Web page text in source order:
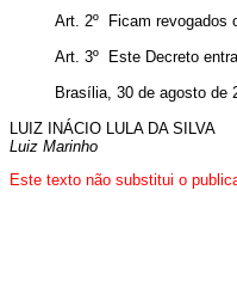
Art. 2º Ficam revogados
Art. 3º Este Decreto
Brasília, 30 de agosto de
LUIZ INÁCIO LULA DA SILVA
Luiz Marinho
Este texto não substitui o